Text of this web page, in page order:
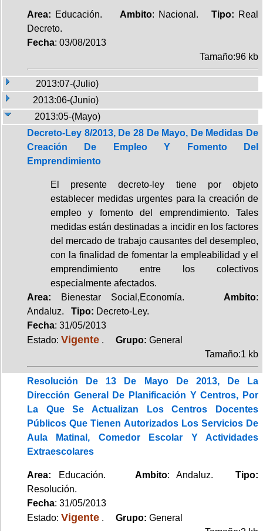
Area: Educación. Ambito: Nacional. Tipo: Real
Decreto.
Fecha: 03/08/2013
Tamaño:96 kb
2013:07-(Julio)
2013:06-(Junio)
2013:05-(Mayo)
Decreto-Ley 8/2013, De 28 De Mayo, De Medidas De
Creación De Empleo Y Fomento Del
Emprendimiento
El presente decreto-ley tiene por objeto
establecer medidas urgentes para la creación de
empleo y fomento del emprendimiento. Tales
medidas están destinadas a incidir en los factores
del mercado de trabajo causantes del desempleo,
con la finalidad de fomentar la empleabilidad y el
emprendimiento entre los colectivos
especialmente afectados.
Area: Bienestar Social,Economía. Ambito:
Andaluz. Tipo: Decreto-Ley.
Fecha: 31/05/2013
Estado: Vigente . Grupo: General
Tamaño:1 kb
Resolución De 13 De Mayo De 2013, De La
Dirección General De Planificación Y Centros, Por
La Que Se Actualizan Los Centros Docentes
Públicos Que Tienen Autorizados Los Servicios De
Aula Matinal, Comedor Escolar Y Actividades
Extraescolares
Area: Educación. Ambito: Andaluz.Tipo:
Resolución.
Fecha: 31/05/2013
Estado: Vigente . Grupo: General